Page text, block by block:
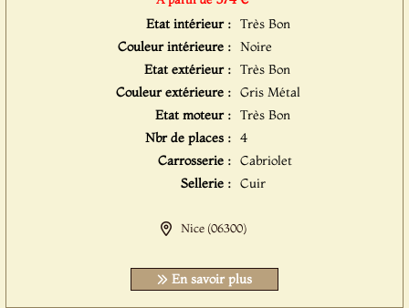
Etat intérieur : Très Bon
Couleur intérieure : Noire
Etat extérieur : Très Bon
Couleur extérieure : Gris Métal
Etat moteur : Très Bon
Nbr de places : 4
Carrosserie : Cabriolet
Sellerie : Cuir
Nice (06300)
En savoir plus